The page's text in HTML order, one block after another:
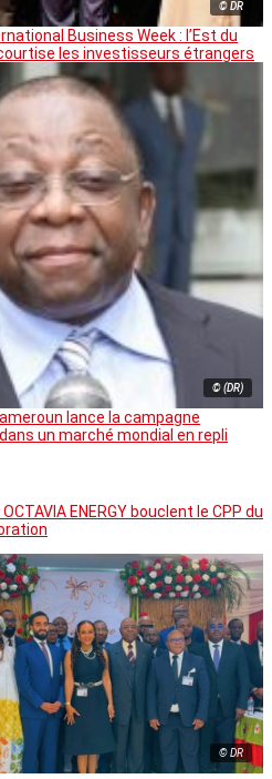
© DR
Business Week : l’Est du
les investisseurs étrangers
© (DR)
lance la campagne
un marché mondial en repli
ENERGY bouclent le CPP du
© DR